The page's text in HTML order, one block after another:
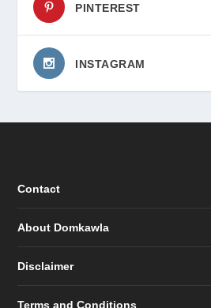
PINTEREST
INSTAGRAM
Contact
About Domkawla
Disclaimer
Terms and Conditions